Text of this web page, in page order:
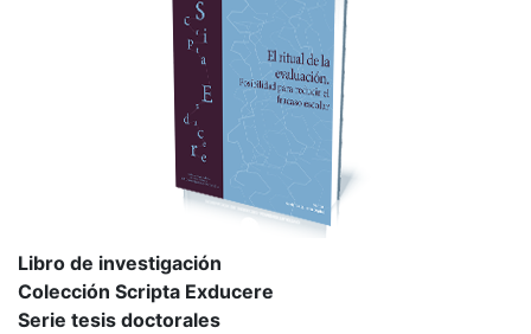
Libro de investigación
Colección Scripta Exducere
Serie tesis doctorales